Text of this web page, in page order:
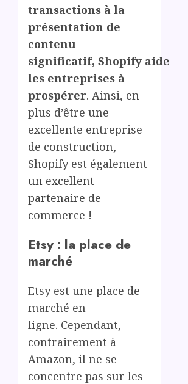
transactions à la
présentation de
contenu
significatif, Shopify aide
les entreprises à
prospérer. Ainsi, en
plus d’être une
excellente entreprise
de construction,
Shopify est également
un excellent
partenaire de
commerce !
Etsy : la place de
marché
Etsy est une place de
marché en
ligne. Cependant,
contrairement à
Amazon, il ne se
concentre pas sur les